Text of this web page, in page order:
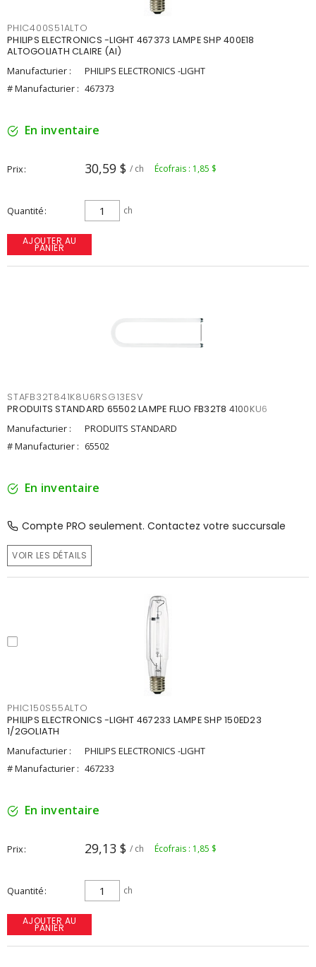
PHIC400S51ALTO
PHILIPS ELECTRONICS -LIGHT 467373 LAMPE SHP 400E18
ALTOGOLIATH CLAIRE (AI)
Manufacturier :
PHILIPS ELECTRONICS -LIGHT
# Manufacturier : 467373
En inventaire
Prix 30,59 $ / ch Écofrais : 1,85 $
Quantité ch
AJOUTER AU
PANIER
STAFB32T841K8U6RSG13ESV
PRODUITS STANDARD 65502 LAMPE FLUO FB32T8 4100KU6
Manufacturier :
PRODUITS STANDARD
# Manufacturier : 65502
En inventaire
Compte PRO seulement. Contactez votre succursale
VOIR LES DÉTAILS
PHIC150S55ALTO
PHILIPS ELECTRONICS -LIGHT 467233 LAMPE SHP 150ED23
1/2GOLIATH
Manufacturier :
PHILIPS ELECTRONICS -LIGHT
# Manufacturier : 467233
En inventaire
Prix 29,13 $ / ch Écofrais : 1,85 $
Quantité ch
AJOUTER AU
PANIER